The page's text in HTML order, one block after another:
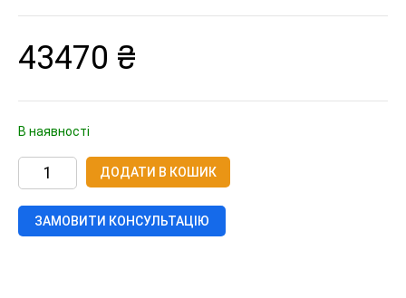
43470 ₴
В наявності
Інвертор
TTN
MAX
KBN
11kW,
ДОДАТИ В КОШИК
ЗАМОВИТИ КОНСУЛЬТАЦІЮ